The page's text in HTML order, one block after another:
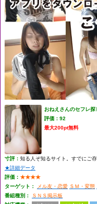
おねえさんのセフレ探
評価：92
最大200pt無料
寸評： 知る人ぞ知るサイト。すでにご
★詳細データ
評価： ★★★★
ターゲット：
メル友・恋愛 ＳＭ・変態
番組種別：
ＳＮＳ掲示板